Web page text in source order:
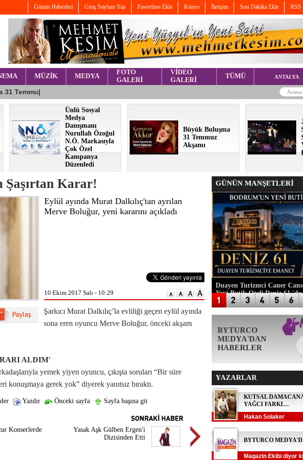
Günün Haberleri Giriş Sayfam Yap Favorilere Ekle Künye İletişim Son Dakika Ekle RSS
MÜZİK MEDYA
FOTO
GALERİ
VİDEO
GALERİ
TÜMÜ ANTALYA
Ünlü Sosyal
Medya
Danışmanı
Nurullah Özoğul
N.Ö. Markasıyla
Çok Özel
Kampanya
Düzenledi
Büyük Buluşma
31 Temmuz
Akşamı
Karar!
Eylül ayında Murat Dalkılıç'tan ayrılan
Merve Boluğur, yeni kararını açıkladı
10 Ekim 2017 Salı - 10:29
Şarkıcı Murat Dalkılıç’la evliliği geçen eylül ayında
sona eren oyuncu Merve Boluğur, önceki akşam
ALDIM'
yemek yiyen oyuncu, çıkışta soruları “Bir süre
konuşmaya gerek yok” diyerek yanıtsız bıraktı.
Yazdır Önceki sayfa Sayfa başına git
Konserlerde
Yasak Aşk Gülben Ergen'i
Dizisinden Etti
GÜNÜN MANŞETLERİ
Duayen Turizmci Caner
Yeni Butik Oteli Deniz 61 'de
BYTURCO
MEDYA'DAN
HABERLER
YAZARLAR
KUTSAL
YAĞCI FARKI…
Hakan Solaker
BYTURCO
Magazin Ekibi diyor